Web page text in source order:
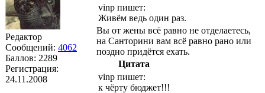
Редактор
Сообщений: 4062
Баллов: 2289
Регистрация:
24.11.2008
vinp пишет:
Живём ведь один раз.
Вы от жены всё равно не отделаетесь,
на Санторини вам всё равно рано или
поздно придётся ехать.
Цитата
vinp пишет:
к чёрту бюджет!!!